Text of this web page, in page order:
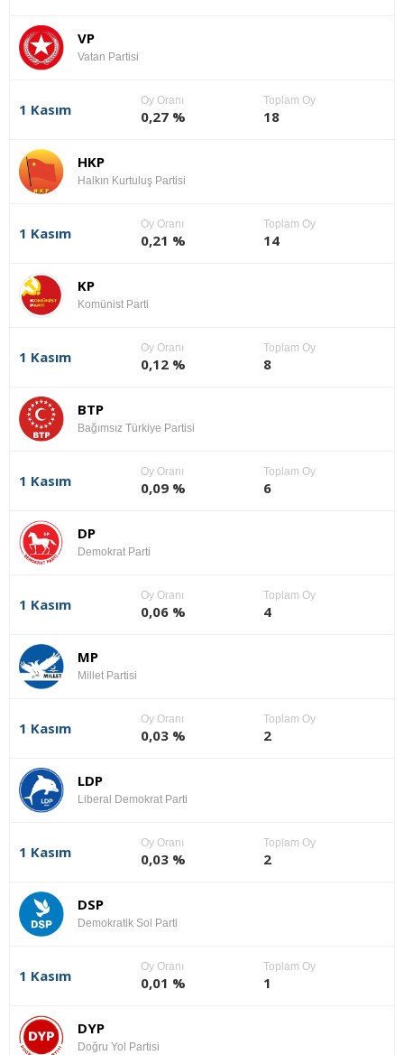
VP
Vatan Partisi
1 Kasım
Oy Oranı
0,27 %
Toplam Oy
18
HKP
Halkın Kurtuluş Partisi
1 Kasım
Oy Oranı
0,21 %
Toplam Oy
14
KP
Komünist Parti
1 Kasım
Oy Oranı
0,12 %
Toplam Oy
8
BTP
Bağımsız Türkiye Partisi
1 Kasım
Oy Oranı
0,09 %
Toplam Oy
6
DP
Demokrat Parti
1 Kasım
Oy Oranı
0,06 %
Toplam Oy
4
MP
Millet Partisi
1 Kasım
Oy Oranı
0,03 %
Toplam Oy
2
LDP
Liberal Demokrat Parti
1 Kasım
Oy Oranı
0,03 %
Toplam Oy
2
DSP
Demokratik Sol Parti
1 Kasım
Oy Oranı
0,01 %
Toplam Oy
1
DYP
Doğru Yol Partisi